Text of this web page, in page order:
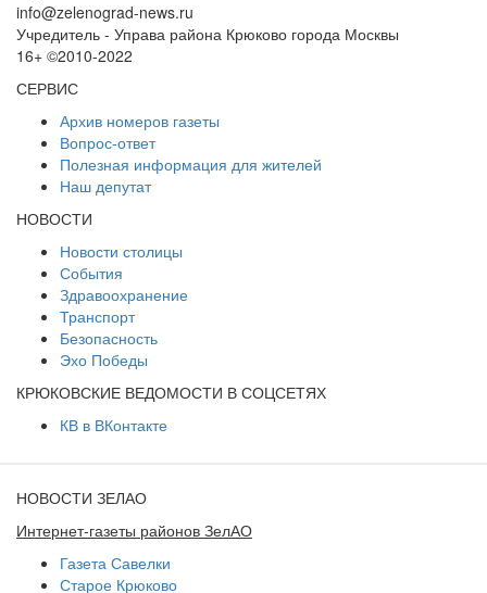
info@zelenograd-news.ru
Учредитель - Управа района Крюково города Москвы
16+ ©2010-2022
СЕРВИС
Архив номеров газеты
Вопрос-ответ
Полезная информация для жителей
Наш депутат
НОВОСТИ
Новости столицы
События
Здравоохранение
Транспорт
Безопасность
Эхо Победы
КРЮКОВСКИЕ ВЕДОМОСТИ В СОЦСЕТЯХ
КВ в ВКонтакте
НОВОСТИ ЗЕЛАО
Интернет-газеты районов ЗелАО
Газета Савелки
Старое Крюково